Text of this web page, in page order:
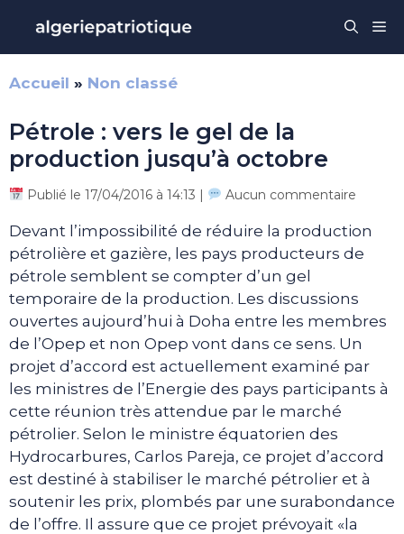
contenu
Accueil » Non classé
Pétrole : vers le gel de la
production jusqu’à octobre
Publié le 17/04/2016 à 14:13 | Aucun commentaire
Devant l’impossibilité de réduire la production
pétrolière et gazière, les pays producteurs de
pétrole semblent se compter d’un gel
temporaire de la production. Les discussions
ouvertes aujourd’hui à Doha entre les membres
de l’Opep et non Opep vont dans ce sens. Un
projet d’accord est actuellement examiné par
les ministres de l’Energie des pays participants à
cette réunion très attendue par le marché
pétrolier. Selon le ministre équatorien des
Hydrocarbures, Carlos Pareja, ce projet d’accord
est destiné à stabiliser le marché pétrolier et à
soutenir les prix, plombés par une surabondance
de l’offre. Il assure que ce projet prévoyait «la